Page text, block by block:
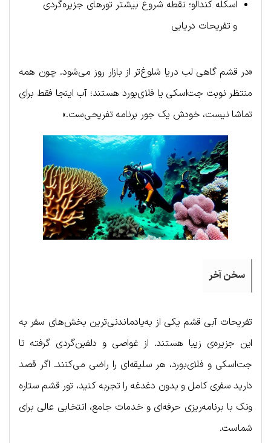
اسکله کندالو؛ نقطه شروع بیشتر تورهای جزیره‌گردی
و تفریحات دریایی
«در قشم گاهی لب دریا شلوغ‌تر از بازار روز می‌شود. چون همه
منتظر نوبت جت‌اسکی یا فلای‌بورد هستند؛ آب اینجا فقط برای
تماشا نیست، خودش یک جور برنامه‌ تفریحی‌ست.»
سخن آخر
تفریحات آبی قشم یکی از به‌یادماندنی‌ترین بخش‌های سفر به
این جزیره‌ی زیبا هستند. از غواصی و دلفین‌گردی گرفته تا
جت‌اسکی و فلای‌بورد، هر سلیقه‌ای را راضی می‌کنند. اگر قصد
دارید سفری کامل و بدون دغدغه را تجربه کنید، تور قشم ستاره
ونک با برنامه‌ریزی حرفه‌ای و خدمات جامع، انتخابی عالی برای
شماست.